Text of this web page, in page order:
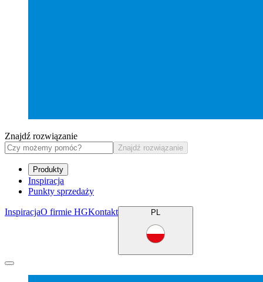
Znajdź rozwiązanie
Znajdź rozwiązanie
Produkty
Inspiracja
Punkty sprzedaży
InspiracjaO firmie HGKontakt PL